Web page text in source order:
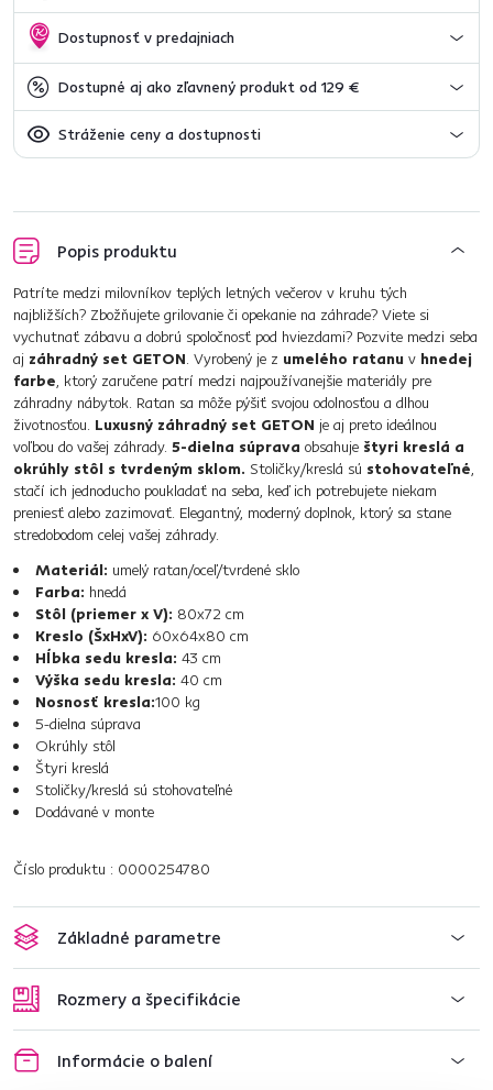
Dostupnosť v predajniach
Dostupné aj ako zľavnený produkt od 129 €
Stráženie ceny a dostupnosti
Popis produktu
Patríte medzi milovníkov teplých letných večerov v kruhu tých
najbližších? Zbožňujete grilovanie či opekanie na záhrade? Viete si
vychutnať zábavu a dobrú spoločnosť pod hviezdami? Pozvite medzi seba
aj záhradný set GETON. Vyrobený je z umelého ratanu v hnedej
farbe, ktorý zaručene patrí medzi najpoužívanejšie materiály pre
záhradny nábytok. Ratan sa môže pýšiť svojou odolnosťou a dlhou
životnosťou. Luxusný záhradný set GETON je aj preto ideálnou
voľbou do vašej záhrady. 5-dielna súprava obsahuje štyri kreslá a
okrúhly stôl s tvrdeným sklom. Stoličky/kreslá sú stohovateľné,
stačí ich jednoducho poukladať na seba, keď ich potrebujete niekam
preniesť alebo zazimovať. Elegantný, moderný doplnok, ktorý sa stane
stredobodom celej vašej záhrady.
Materiál: umelý ratan/oceľ/tvrdené sklo
Farba: hnedá
Stôl (priemer x V): 80x72 cm
Kreslo (ŠxHxV): 60x64x80 cm
Hĺbka sedu kresla: 43 cm
Výška sedu kresla: 40 cm
Nosnosť kresla:100 kg
5-dielna súprava
Okrúhly stôl
Štyri kreslá
Stoličky/kreslá sú stohovateľné
Dodávané v monte
Číslo produktu : 0000254780
Základné parametre
Rozmery a špecifikácie
Informácie o balení